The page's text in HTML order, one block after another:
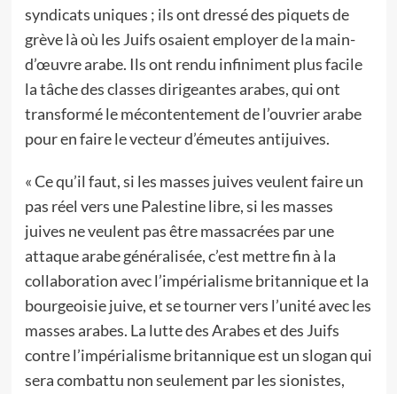
syndicats uniques ; ils ont dressé des piquets de
grève là où les Juifs osaient employer de la main-
d’œuvre arabe. Ils ont rendu infiniment plus facile
la tâche des classes dirigeantes arabes, qui ont
transformé le mécontentement de l’ouvrier arabe
pour en faire le vecteur d’émeutes antijuives.
« Ce qu’il faut, si les masses juives veulent faire un
pas réel vers une Palestine libre, si les masses
juives ne veulent pas être massacrées par une
attaque arabe généralisée, c’est mettre fin à la
collaboration avec l’impérialisme britannique et la
bourgeoisie juive, et se tourner vers l’unité avec les
masses arabes. La lutte des Arabes et des Juifs
contre l’impérialisme britannique est un slogan qui
sera combattu non seulement par les sionistes,